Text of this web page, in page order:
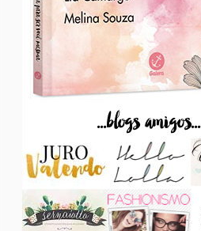
...blogs amigos...